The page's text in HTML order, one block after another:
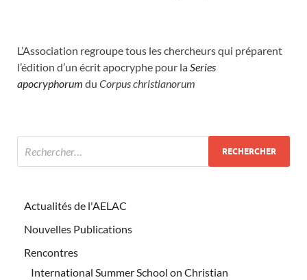
L’Association regroupe tous les chercheurs qui préparent
l’édition d’un écrit apocryphe pour laSeries
apocryphorum du Corpus christianorum
Actualités de l'AELAC
Nouvelles Publications
Rencontres
International Summer School on Christian